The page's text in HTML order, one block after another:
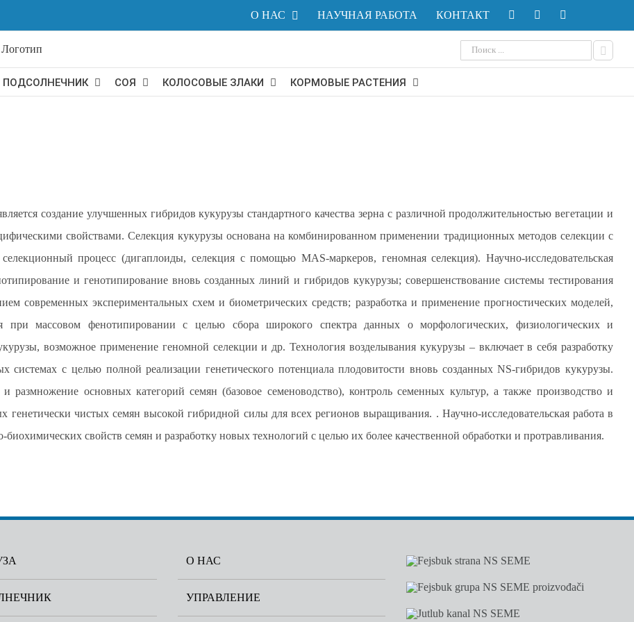
O НАС НАУЧНАЯ РАБОТА КОНТАКТ
Результат
поиска:
ПОДСОЛНЕЧНИК СОЯ КОЛОСОВЫЕ ЗЛАКИ КОРМОВЫЕ РАСТЕНИЯ
создание улучшенных гибридов кукурузы стандартного качества зерна с различной продолжительностью вегетации и
свойствами. Селекция кукурузы основана на комбинированном применении традиционных методов селекции с
процесс (дигаплоиды, селекция с помощью MAS-маркеров, геномная селекция). Научно-исследовательская
и генотипирование вновь созданных линий и гибридов кукурузы; совершенствование системы тестирования
современных экспериментальных схем и биометрических средств; разработка и применение прогностических моделей,
при массовом фенотипировании с целью сбора широкого спектра данных о морфологических, физиологических и
возможное применение геномной селекции и др. Технология возделывания кукурузы – включает в себя разработку
системах с целью полной реализации генетического потенциала плодовитости вновь созданных NS-гибридов кукурузы.
размножение основных категорий семян (базовое семеноводство), контроль семенных культур, а также производство и
генетически чистых семян высокой гибридной силы для всех регионов выращивания. . Научно-исследовательская работа в
биохимических свойств семян и разработку новых технологий с целью их более качественной обработки и протравливания.
О НАС
УПРАВЛЕНИЕ